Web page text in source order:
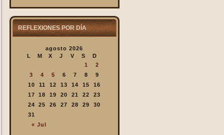
El Pan de la Palabra y el
El Pan nuestro de cada día.
El valor infinto de la Santa
En la Santa Misa Dios nos
da todo
En la Santa Misa la Iglesia
se ofrece a sí misma
En la Santa Misa recibimos
REFLEXIONES POR DÍA
agosto 2026
L
M X J V S D
« Jul
1
2
3
4 5 6 7 8
9
10
11 12 13 14 15
16
17
18 19 20 21 22
23
24
25 26 27 28 29
30
31